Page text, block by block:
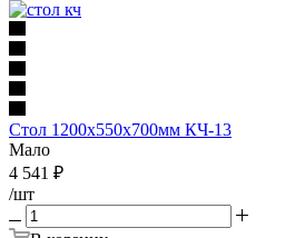
Стол 1200х550х700мм КЧ-13
Мало
4 541 ₽
/шт